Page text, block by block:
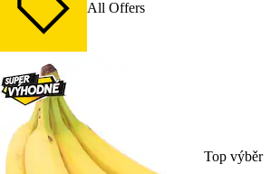
All Offers
Top výběr